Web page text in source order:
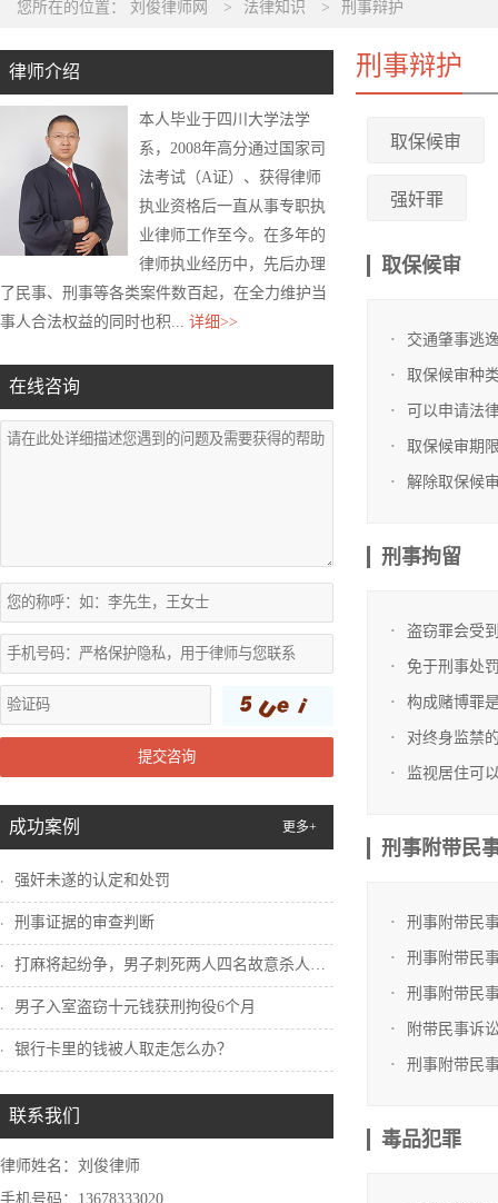
您所在的位置： 刘俊律师网 > 法律知识 > 刑事辩护
律师介绍
本人毕业于四川大学法学
系，2008年高分通过国家司
法考试（A证）、获得律师
执业资格后一直从事专职执
业律师工作至今。在多年的
律师执业经历中，先后办理
了民事、刑事等各类案件数百起，在全力维护当
事人合法权益的同时也积... 详细>>
在线咨询
提交咨询
成功案例 更多+
强奸未遂的认定和处罚
刑事证据的审查判断
打麻将起纷争，男子刺死两人四名故意杀人犯...
男子入室盗窃十元钱获刑拘役6个月
银行卡里的钱被人取走怎么办？
联系我们
律师姓名：刘俊律师
手机号码：13678333020
刑事辩护
取保候审
强奸罪
取保候审
交通肇事逃
取保候审种
可以申请法
取保候审期
解除取保候
刑事拘留
盗窃罪会受
免于刑事处
构成赌博罪
对终身监禁
监视居住可
刑事附带民
刑事附带民
刑事附带民
刑事附带民
附带民事诉
刑事附带民
毒品犯罪